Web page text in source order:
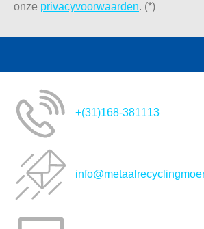
onze privacyvoorwaarden. (*)
+(31)168-381113